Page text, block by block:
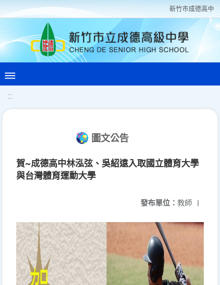
新竹巿成德高中
:::
圖文公告
賀~成德高中林泓弦、吳紹遠入取國立體育大學
與台灣體育運動大學
發布單位： 教師 |